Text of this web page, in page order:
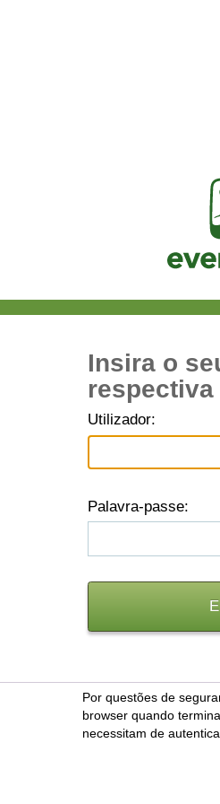
Insira o
Utilizador:
Palavra-passe:
Por questões de
browser quando
necessitam de